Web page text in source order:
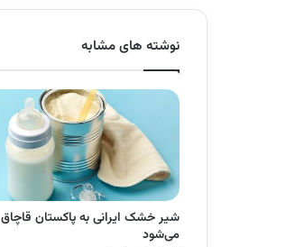
نوشته های مشابه
شیر خشک ایرانی به پاکستان قاچاق
می‌شود